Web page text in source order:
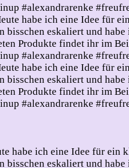
habe ich eine Idee für ein
bisschen eskaliert und